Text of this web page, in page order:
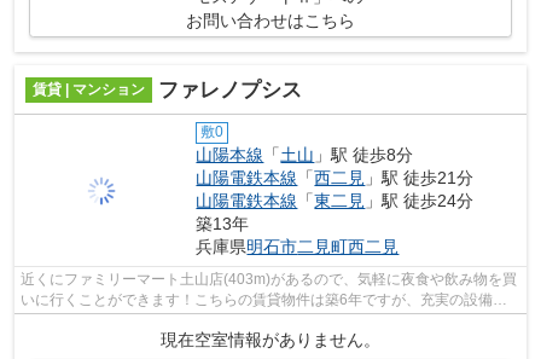
お問い合わせはこちら
賃貸 | マンション ファレノプシス
敷0
山陽本線 「土山 」駅 徒歩8分
山陽電鉄本線 「西二見 」駅 徒歩21分
山陽電鉄本線 「東二見 」駅 徒歩24分
築13年
兵庫県明石市二見町西二見
近くにファミリーマート土山店(403m)があるので、気軽に夜食や飲み物を買
いに行くことができます！こちらの賃貸物件は築6年ですが、充実の設備が
現在空室情報がありません。